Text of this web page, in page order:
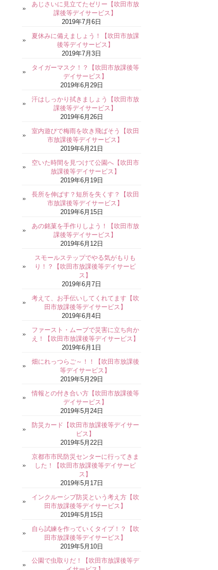
あじさいに見立てたゼリー【吹田市放
課後等デイサービス】
2019年7月6日
夏休みに備えましょう！【吹田市放課
後等デイサービス】
2019年7月3日
タイガーマスク！？【吹田市放課後等
デイサービス】
2019年6月29日
汗はしっかり拭きましょう【吹田市放
課後等デイサービス】
2019年6月26日
室内遊びで梅雨を吹き飛ばそう【吹田
市放課後等デイサービス】
2019年6月21日
空いた時間を見つけて公園へ【吹田市
放課後等デイサービス】
2019年6月19日
長所を伸ばす？短所を失くす？【吹田
市放課後等デイサービス】
2019年6月15日
あの銘菓を手作りしよう！【吹田市放
課後等デイサービス】
2019年6月12日
スモールステップでやる気がもりも
り！？【吹田市放課後等デイサービ
ス】
2019年6月7日
考えて、お手伝いしてくれてます【吹
田市放課後等デイサービス】
2019年6月4日
ファースト・ムーブで災害に立ち向か
え！【吹田市放課後等デイサービス】
2019年6月1日
畑にれっつらご～！！【吹田市放課後
等デイサービス】
2019年5月29日
情報との付き合い方【吹田市放課後等
デイサービス】
2019年5月24日
防災カード【吹田市放課後等デイサー
ビス】
2019年5月22日
京都市市民防災センターに行ってきま
した！【吹田市放課後等デイサービ
ス】
2019年5月17日
インクルーシブ防災という考え方【吹
田市放課後等デイサービス】
2019年5月15日
自ら試練を作っていくタイプ！？【吹
田市放課後等デイサービス】
2019年5月10日
公園で虫取りだ！【吹田市放課後等デ